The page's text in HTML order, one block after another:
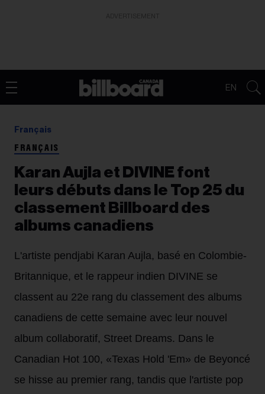
EN
Français
FRANÇAIS
Karan Aujla et DIVINE font
leurs débuts dans le Top 25 du
classement Billboard des
albums canadiens
L'artiste pendjabi Karan Aujla, basé en Colombie-
Britannique, et le rappeur indien DIVINE se
classent au 22e rang du classement des albums
canadiens de cette semaine avec leur nouvel
album collaboratif, Street Dreams. Dans le
Canadian Hot 100, «Texas Hold 'Em» de Beyoncé
se hisse au premier rang, tandis que l'artiste pop